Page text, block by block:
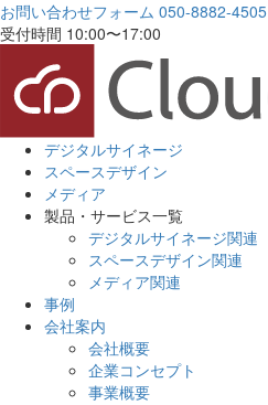
お問い合わせフォーム 050-8882-4505
受付時間 10:00〜17:00
デジタルサイネージ
スペースデザイン
メディア
製品・サービス一覧
デジタルサイネージ関連
スペースデザイン関連
メディア関連
事例
会社案内
会社概要
企業コンセプト
事業概要